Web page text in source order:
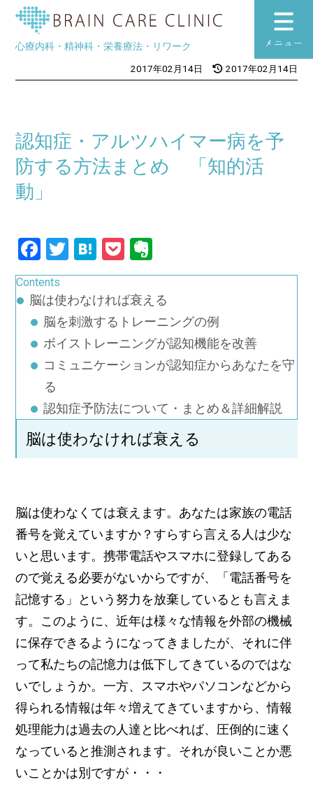
ブレインケア
心療内科・精神科・栄養療法・リワーク
2017年02月14日 2017年02月14日
認知症・アルツハイマー病を予
防する方法まとめ 「知的活
動」
Facebook
Twitter
HatenaPocket
Contents
脳は使わなければ衰える
脳を刺激するトレーニングの例
ボイストレーニングが認知機能を改善
コミュニケーションが認知症からあなたを守
る
認知症予防法について・まとめ＆詳細解説
脳は使わなければ衰える
脳は使わなくては衰えます。あなたは家族の電話
番号を覚えていますか？すらすら言える人は少な
いと思います。携帯電話やスマホに登録してある
ので覚える必要がないからですが、「電話番号を
記憶する」という努力を放棄しているとも言えま
す。このように、近年は様々な情報を外部の機械
に保存できるようになってきましたが、それに伴
って私たちの記憶力は低下してきているのではな
いでしょうか。一方、スマホやパソコンなどから
得られる情報は年々増えてきていますから、情報
処理能力は過去の人達と比べれば、圧倒的に速く
なっていると推測されます。それが良いことか悪
いことかは別ですが・・・